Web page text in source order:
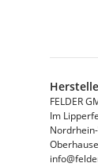
FELDER
Im